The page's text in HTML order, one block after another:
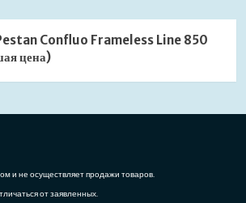
Confluo Frameless Line 850
цена)
и не осуществляет продажи товаров.
от заявленных.